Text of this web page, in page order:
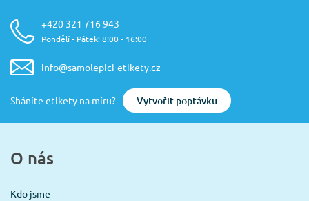
+420 321 716 943
Pondělí - Pátek: 8:00 - 16:00
info@samolepici-etikety.cz
Sháníte etikety na míru? Vytvořit poptávku
O nás
Kdo jsme